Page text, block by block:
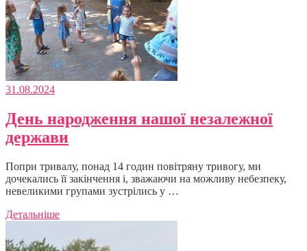
31.08.2024
День народження нашої незалежної
держави
Попри тривалу, понад 14 годин повітряну тривогу, ми
дочекались її закінчення і, зважаючи на можливу небезпеку,
невеликими групами зустрілись у …
Детальніше